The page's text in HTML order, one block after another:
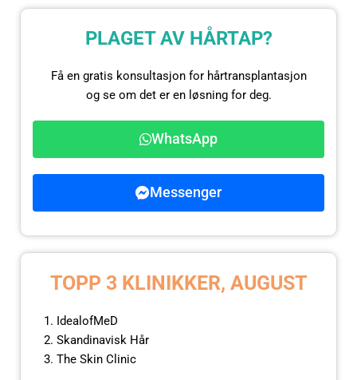
PLAGET AV HÅRTAP?
Få en gratis konsultasjon for hårtransplantasjon
og se om det er en løsning for deg.
WhatsApp
Messenger
TOPP 3 KLINIKKER, AUGUST
IdealofMeD
Skandinavisk Hår
The Skin Clinic